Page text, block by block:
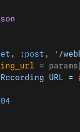
, :post ,
'/
= params[
URL =